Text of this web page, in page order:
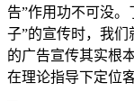
告”作用功不可没
子”的宣传时，我
的广告宣传其实根
在理论指导下定位